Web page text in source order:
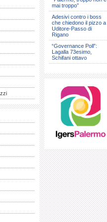
mai troppo”
Adesivi contro i boss
che chiedono il pizzo a
Uditore-Passo di
Rigano
“Governance Poll”:
Lagalla 73esimo,
Schifani ottavo